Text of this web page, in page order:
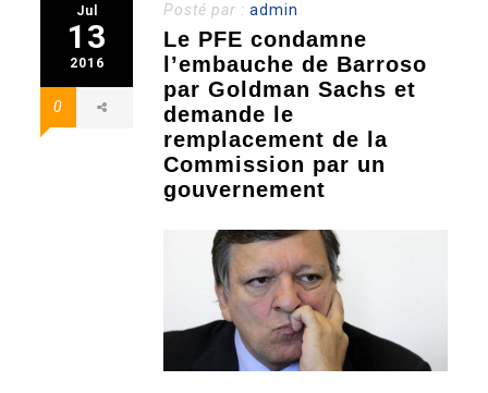
Jul
13
2016
0
Posté par :admin
Le PFE condamne
l’embauche de Barroso
par Goldman Sachs et
demande le
remplacement de la
Commission par un
gouvernement